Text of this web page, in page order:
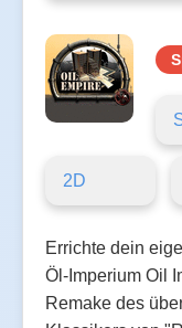
2D
Errichte dein
Öl-Imperium Oil
Remake des